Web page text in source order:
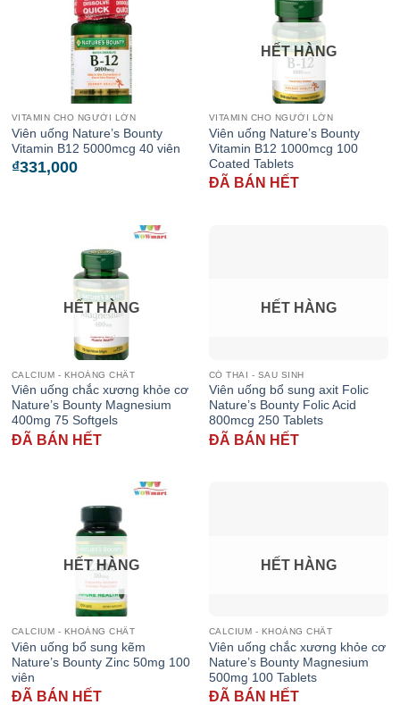
VITAMIN CHO NGƯỜI LỚN
Viên uống Nature’s Bounty
Vitamin B12 5000mcg 40 viên
₫331,000
HẾT HÀNG
VITAMIN CHO NGƯỜI LỚN
Viên uống Nature’s Bounty
Vitamin B12 1000mcg 100
Coated Tablets
ĐÃ BÁN HẾT
HẾT HÀNG
CALCIUM - KHOÁNG CHẤT
Viên uống chắc xương khỏe cơ
Nature’s Bounty Magnesium
400mg 75 Softgels
ĐÃ BÁN HẾT
HẾT HÀNG
CÓ THAI - SAU SINH
Viên uống bổ sung axit Folic
Nature’s Bounty Folic Acid
800mcg 250 Tablets
ĐÃ BÁN HẾT
HẾT HÀNG
CALCIUM - KHOÁNG CHẤT
Viên uống bổ sung kẽm
Nature’s Bounty Zinc 50mg 100
viên
ĐÃ BÁN HẾT
HẾT HÀNG
CALCIUM - KHOÁNG CHẤT
Viên uống chắc xương khỏe cơ
Nature’s Bounty Magnesium
500mg 100 Tablets
ĐÃ BÁN HẾT